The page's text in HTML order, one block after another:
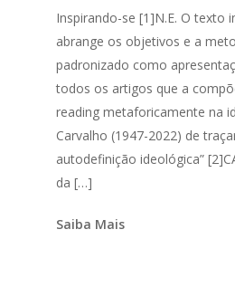
Inspirando-se [1]N.E. O texto
abrange os objetivos e a
padronizado como
todos os artigos que a
reading metaforicamente na
Carvalho (1947-2022) de
autodefinição ideológica”
da […]
Saiba Mais